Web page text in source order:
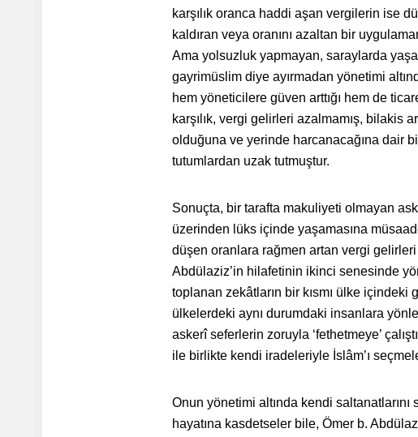
karşılık oranca haddi aşan vergilerin ise
kaldıran veya oranını azaltan bir
Ama yolsuzluk yapmayan, saraylarda
gayrimüslim diye ayırmadan yönetimi
hem yöneticilere güven arttığı hem de
karşılık, vergi gelirleri azalmamış, bilakis
olduğuna ve yerinde harcanacağına dair
tutumlardan uzak tutmuştur.
Sonuçta, bir tarafta makuliyeti olmayan
üzerinden lüks içinde yaşamasına
düşen oranlara rağmen artan vergi
Abdülaziz’in hilafetinin ikinci senesinde
toplanan zekâtların bir kısmı ülke
ülkelerdeki aynı durumdaki insanlara
askerî seferlerin zoruyla ‘fethetmeye’
ile birlikte kendi iradeleriyle İslâm’ı
Onun yönetimi altında kendi
hayatına kasdetseler bile, Ömer b.